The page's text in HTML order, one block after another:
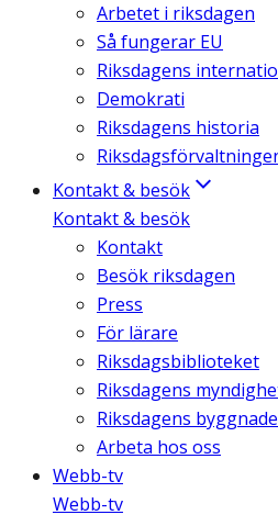
Arbetet i riksdagen
Så fungerar EU
Riksdagens
Demokrati
Riksdagens historia
Kontakt & besök
Kontakt & besök
Kontakt
Besök riksdagen
Press
För lärare
Riksdagsbiblioteket
Riksdagens
Riksdagens
Arbeta hos oss
Webb-tv
Webb-tv